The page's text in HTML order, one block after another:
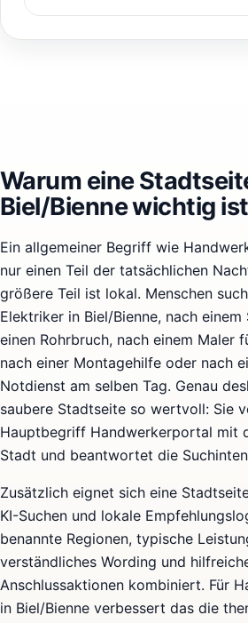
Warum eine
Biel/Bienne wichtig ist
Ein allgemeiner Begriff wie
nur einen Teil der tatsächlichen
größere Teil ist lokal. Menschen
Elektriker in Biel/Bienne, nach
einen Rohrbruch, nach einem Maler
nach einer Montagehilfe oder nach
Notdienst am selben Tag. Genau
saubere Stadtseite so wertvoll: Sie
Hauptbegriff Handwerkerportal mit
Stadt und beantwortet die
Zusätzlich eignet sich eine
KI-Suchen und lokale
benannte Regionen, typische
verständliches Wording und
Anschlussaktionen kombiniert. Für
in Biel/Bienne verbessert das die